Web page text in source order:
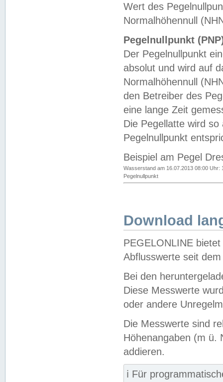
Wert des
Normalhöhennull
Pegelnullpunkt
Der Pegelnullpunkt
absolut und wird auf
Normalhöhennull
den Betreiber des
eine lange Zeit
Die Pegellatte wird
Pegelnullpunkt
Beispiel am Pegel
Wasserstand am 16.07.2013 08:00 Uhr:
Pegelnullpunkt
Download
PEGELONLINE
Abflusswerte seit
Bei den
Diese Messwerte
oder andere
Die Messwerte sind
Höhenangaben (m ü.
addieren.
ℹ️ Für